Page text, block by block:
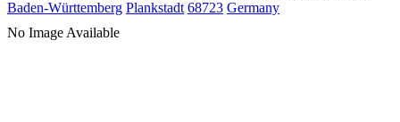
Baden-Württemberg Plankstadt 68723 Germany
No Image Available